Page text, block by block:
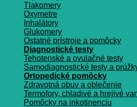
Tlakomery
Oxymetre
Inhalátory
Glukomery
Ostatné prístroje a pomôcky
Diagnostické testy
Tehotenské a ovulačné testy
Samodiagnostické testy a
Ortopedické pomôcky
Zdravotná obuv a oblečenie
Termofory, chladivé a hrejivé
Pomôcky na inkotinenciu